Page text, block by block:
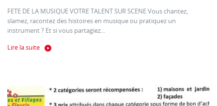
FETE DE LA MUSIQUE VOTRE TALENT SUR SCENE Vous chantez,
slamez, racontez des histoires en musique ou pratiquez un
instrument ? Et si vous partagiez...
Lire la suite